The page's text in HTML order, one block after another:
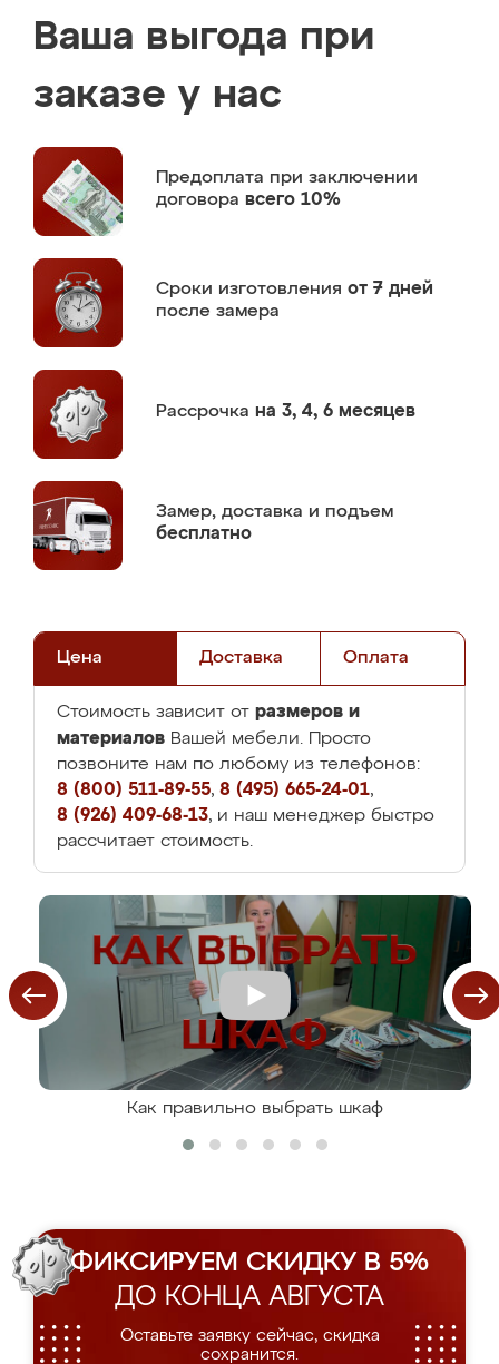
Ваша выгода при
заказе у нас
Предоплата при заключении
договора всего 10%
Сроки изготовления от 7 дней
после замера
Рассрочка на 3, 4, 6 месяцев
Замер, доставка и подъем
бесплатно
Цена Доставка Оплата
Стоимость зависит от размеров и
материалов Вашей мебели. Просто
позвоните нам по любому из телефонов:
8 (800) 511-89-55, 8 (495) 665-24-01,
8 (926) 409-68-13, и наш менеджер быстро
рассчитает стоимость.
Как правильно выбрать шкаф
ФИКСИРУЕМ СКИДКУ В 5%
ДО КОНЦА АВГУСТА
Оставьте заявку сейчас, скидка
сохранится.